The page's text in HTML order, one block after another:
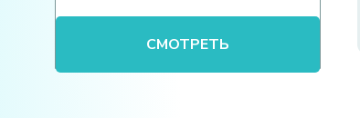
СМОТРЕТЬ